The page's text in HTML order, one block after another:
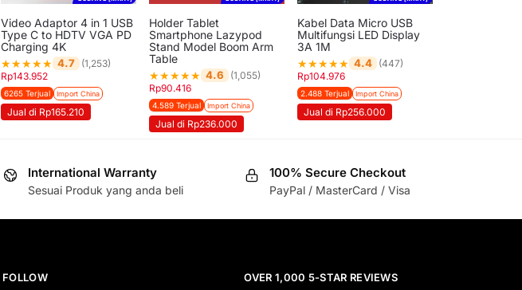
Video Adaptor 4 in 1 USB
Type C to HDTV VGA PD
Charging 4K
★★★★★ 4.7 (1,253)
Rp143.952
6265 Terjual Import China
Jual di Rp165.210
Holder Tablet
Smartphone Lazypod
Stand Model Boom Arm
Table
★★★★★ 4.6
(1,055)
Rp90.416
4.589 Terjual Import China
Jual di Rp236.000
Kabel Data Micro USB
Multifungsi LED Display
3A 1M
★★★★★ 4.4
(447)
Rp104.976
2.488 Terjual Import China
Jual di Rp256.000
International Warranty
Sesuai Produk yang anda beli
100% Secure Checkout
PayPal / MasterCard / Visa
FOLLOW OVER 1,000 5-STAR REVIEWS